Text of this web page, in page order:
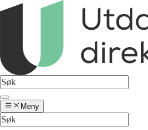
Meny